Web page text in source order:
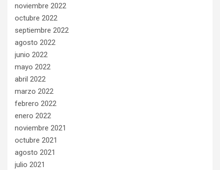
noviembre 2022
octubre 2022
septiembre 2022
agosto 2022
junio 2022
mayo 2022
abril 2022
marzo 2022
febrero 2022
enero 2022
noviembre 2021
octubre 2021
agosto 2021
julio 2021